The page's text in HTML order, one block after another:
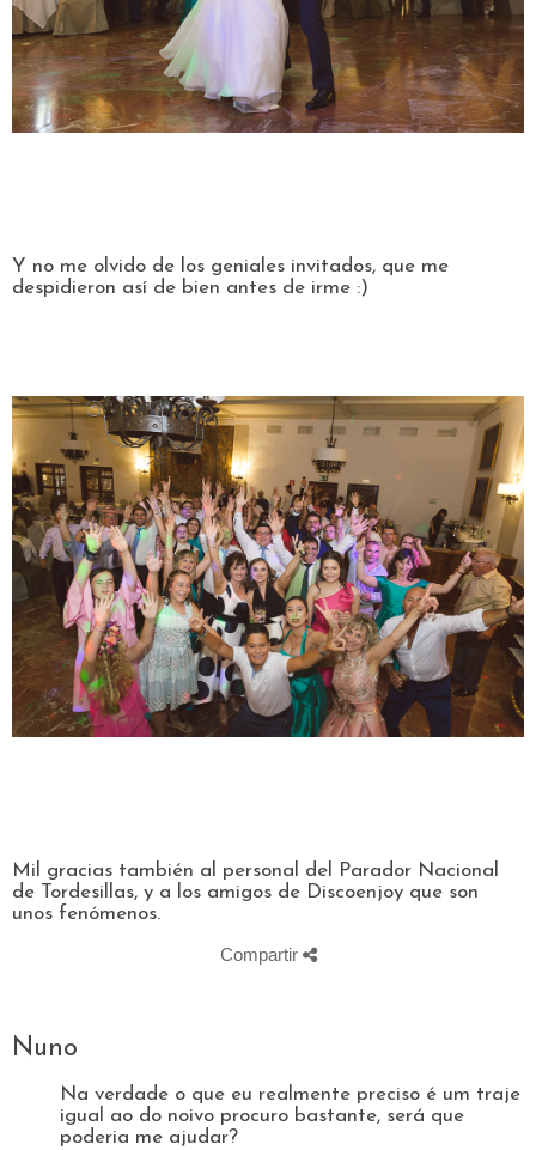
Y no me olvido de los geniales invitados, que me
despidieron así de bien antes de irme :)
Mil gracias también al personal del Parador Nacional
de Tordesillas, y a los amigos de Discoenjoy que son
unos fenómenos.
Compartir
Nuno
Na verdade o que eu realmente preciso é um traje
igual ao do noivo procuro bastante, será que
poderia me ajudar?